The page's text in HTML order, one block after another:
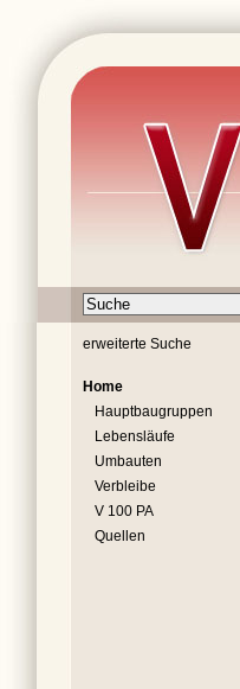
erweiterte Suche
Home
Hauptbaugruppen
Lebensläufe
Umbauten
Verbleibe
V 100 PA
Quellen